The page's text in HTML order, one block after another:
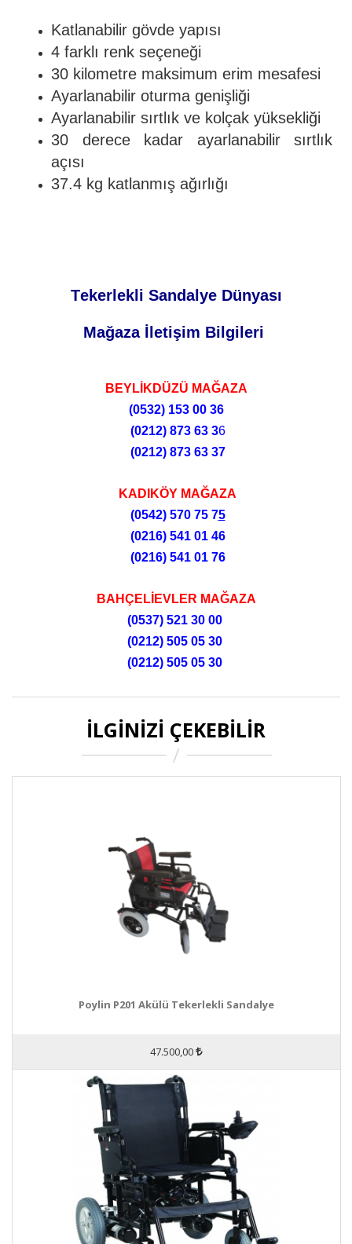
Katlanabilir gövde yapısı
4 farklı renk seçeneği
30 kilometre maksimum erim mesafesi
Ayarlanabilir oturma genişliği
Ayarlanabilir sırtlık ve kolçak yüksekliği
30 derece kadar ayarlanabilir sırtlık
açısı
37.4 kg katlanmış ağırlığı
Tekerlekli Sandalye Dünyası
Mağaza İletişim Bilgileri
BEYLİKDÜZÜ MAĞAZA
(0532)153 00 36
(0212)873 63 36
(0212)873 63 37
KADIKÖY MAĞAZA
(0542) 570 75 75
(0216) 541 01 46
(0216) 541 01 76
BAHÇELİEVLER MAĞAZA
(0537) 521 30 00
(0212) 505 05 30
(0212) 505 05 30
İLGINIZI ÇEKEBILIR
Poylin P201 Akülü Tekerlekli Sandalye
47.500,00